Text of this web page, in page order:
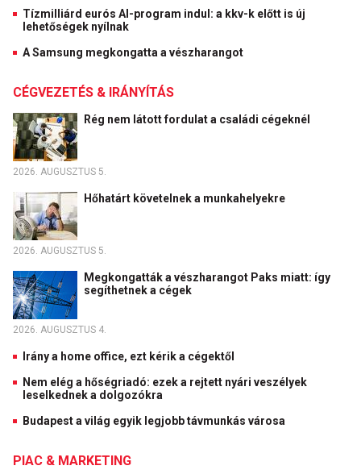
Tízmilliárd eurós AI-program indul: a kkv-k előtt is új
lehetőségek nyílnak
A Samsung megkongatta a vészharangot
CÉGVEZETÉS & IRÁNYÍTÁS
Rég nem látott fordulat a családi cégeknél
2026. AUGUSZTUS 5.
Hőhatárt követelnek a munkahelyekre
2026. AUGUSZTUS 5.
Megkongatták a vészharangot Paks miatt: így
segíthetnek a cégek
2026. AUGUSZTUS 4.
Irány a home office, ezt kérik a cégektől
Nem elég a hőségriadó: ezek a rejtett nyári veszélyek
leselkednek a dolgozókra
Budapest a világ egyik legjobb távmunkás városa
PIAC & MARKETING